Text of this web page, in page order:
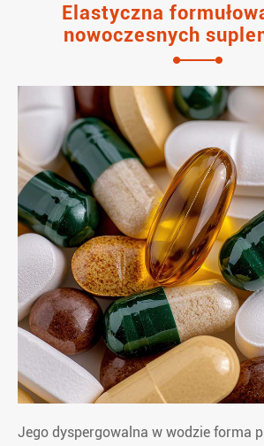
Elastyczna
nowoczesnych
Jego dyspergowalna w wodzie forma